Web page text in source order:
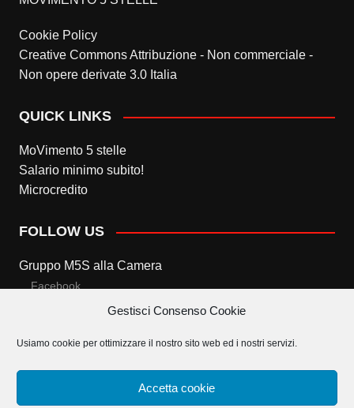
Gestisci Consenso Cookie
Usiamo cookie per ottimizzare il nostro sito web ed i nostri servizi.
Accetta cookie
Cookie Policy
Creative Commons Attribuzione - Non commerciale -
Non opere derivate 3.0 Italia
QUICK LINKS
MoVimento 5 stelle
Salario minimo subito!
Microcredito
FOLLOW US
Gruppo M5S alla Camera
Facebook